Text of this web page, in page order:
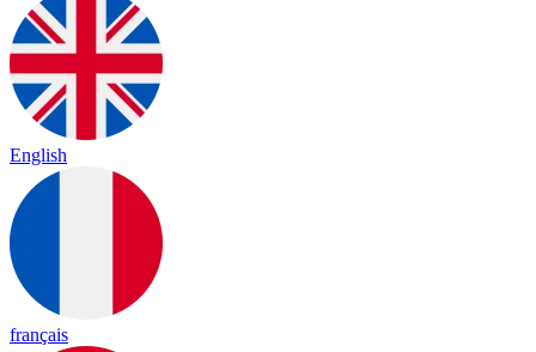
English
français